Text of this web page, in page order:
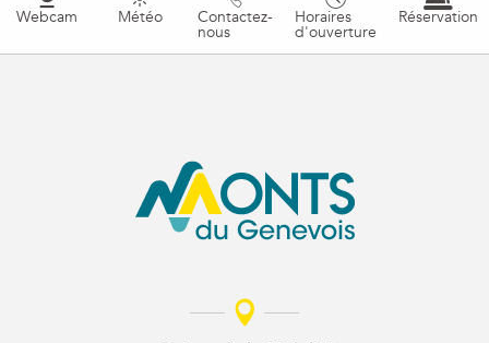
Webcam Météo Contactez-
nous
Horaires
d'ouverture
Réservation